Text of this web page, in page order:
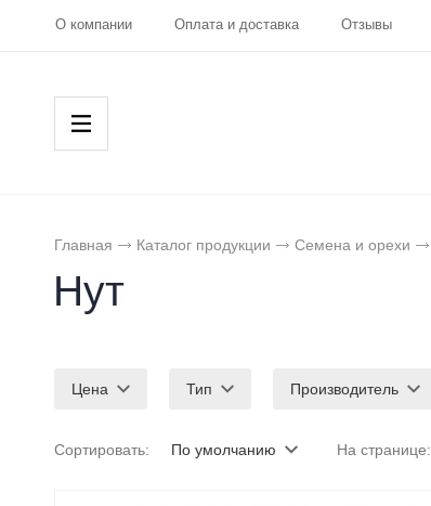
О компании Оплата и доставка Отзывы
Главная Каталог продукции Семена и орехи
Нут
Цена Тип Производитель
Сортировать: По умолчанию На странице: